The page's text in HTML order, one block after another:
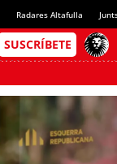
Radares Altafulla